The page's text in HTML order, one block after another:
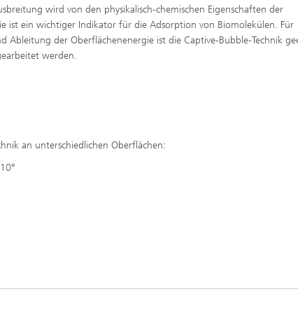
wird von den physikalisch-chemischen Eigenschaften der
ist ein wichtiger Indikator für die Adsorption von Biomolekülen. Für
Ableitung der Oberflächenenergie ist die Captive-Bubble-Technik
werden.
an unterschiedlichen Oberflächen: